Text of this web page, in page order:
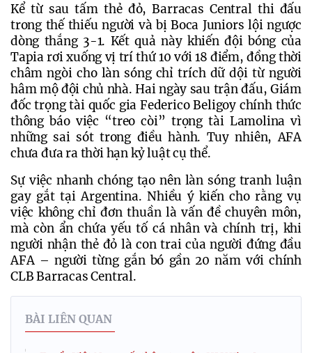
Kể từ sau tấm thẻ đỏ, Barracas Central thi đấu
trong thế thiếu người và bị Boca Juniors lội ngược
dòng thắng 3-1. Kết quả này khiến đội bóng của
Tapia rơi xuống vị trí thứ 10 với 18 điểm, đồng thời
châm ngòi cho làn sóng chỉ trích dữ dội từ người
hâm mộ đội chủ nhà. Hai ngày sau trận đấu, Giám
đốc trọng tài quốc gia Federico Beligoy chính thức
thông báo việc “treo còi” trọng tài Lamolina vì
những sai sót trong điều hành. Tuy nhiên, AFA
chưa đưa ra thời hạn kỷ luật cụ thể.
Sự việc nhanh chóng tạo nên làn sóng tranh luận
gay gắt tại Argentina. Nhiều ý kiến cho rằng vụ
việc không chỉ đơn thuần là vấn đề chuyên môn,
mà còn ẩn chứa yếu tố cá nhân và chính trị, khi
người nhận thẻ đỏ là con trai của người đứng đầu
AFA – người từng gắn bó gần 20 năm với chính
CLB Barracas Central.
BÀI LIÊN QUAN